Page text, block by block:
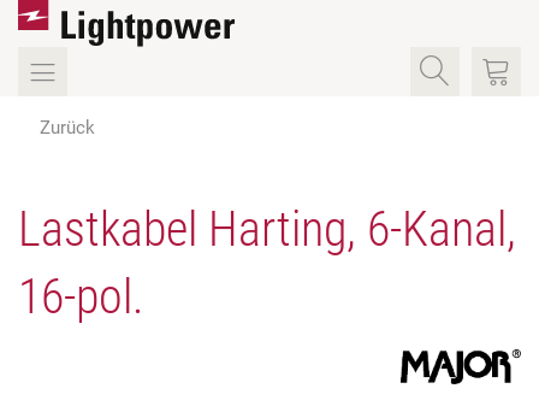
Zurück
Lastkabel Harting, 6-Kanal,
16-pol.